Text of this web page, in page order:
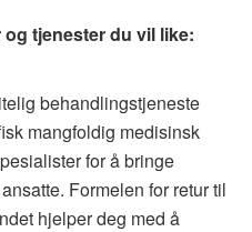
tjenester du vil like:
behandlingstjeneste
mangfoldig medisinsk
for å bringe
Formelen for retur til
hjelper deg med å